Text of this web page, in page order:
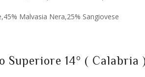
Malvasia Nera,25% Sangiovese
Superiore 14° (